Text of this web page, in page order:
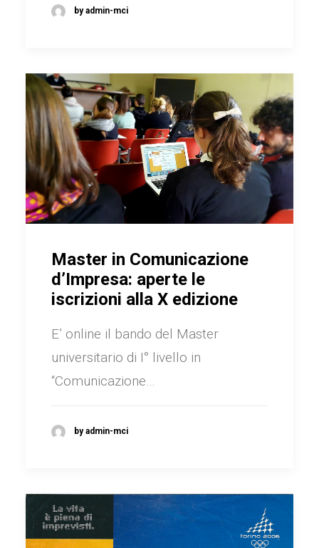
by admin-mci
Master in Comunicazione
d’Impresa: aperte le
iscrizioni alla X edizione
E’ online il bando del Master
universitario di I° livello in
“Comunicazione…
by admin-mci